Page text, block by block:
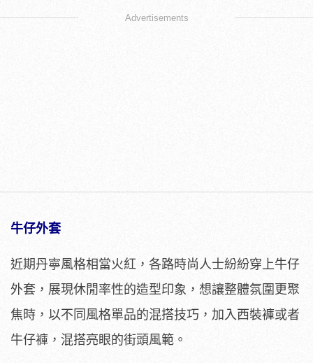
Advertisements
牛仔外套
近期丹寧風格相當火紅，各路時尚人士紛紛穿上牛仔
外套，展現休閒率性的造型印象，想讓整體氛圍更聚
焦時，以不同風格單品的混搭技巧，加入西裝褲或者
牛仔褲，混搭亮眼的街頭風範。